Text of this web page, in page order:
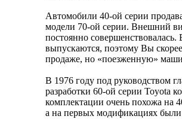
Автомобили 40-oй серии
модели 70-ой серии. Внешний
постоянно
выпускаются, поэтому Вы
продаже, но «поезженную»
В 1976 году под руководством
разработки 60-ой серии Toyotа
комплектации очень похожа на
а на первых модификациях